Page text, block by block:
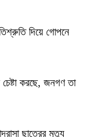
দিয়ে গোপনে
করছে, জনগণ তা
ছাত্রের মৃত্যু